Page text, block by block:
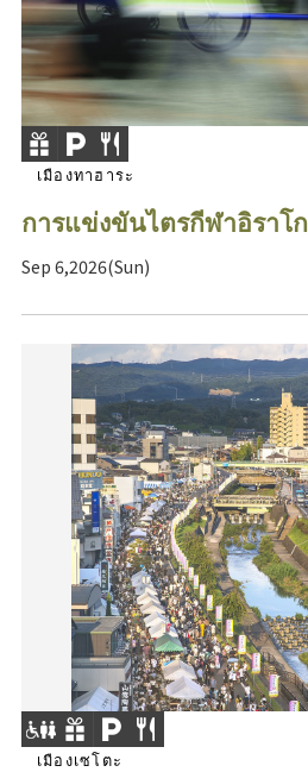
เมืองทาฮาระ
การแข่งขันไตรกีฬาอิราโ
Sep 6,2026(Sun)
เมืองเซโตะ